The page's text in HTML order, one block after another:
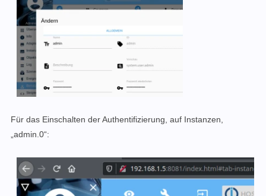
Für das Einschalten der Authentifizierung, auf Instanzen,
„admin.0“: